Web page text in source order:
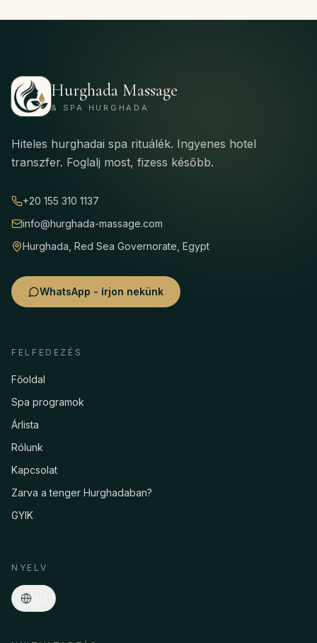
Hurghada Massage
& SPA HURGHADA
Hiteles hurghadai spa rituálék. Ingyenes hotel
transzfer. Foglalj most, fizess később.
+20 155 310 1137
info@hurghada-massage.com
Hurghada, Red Sea Governorate, Egypt
WhatsApp - írjon nekünk
FELFEDEZÉS
Főoldal
Spa programok
Árlista
Rólunk
Kapcsolat
Zarva a tenger Hurghadaban?
GYIK
NYELV